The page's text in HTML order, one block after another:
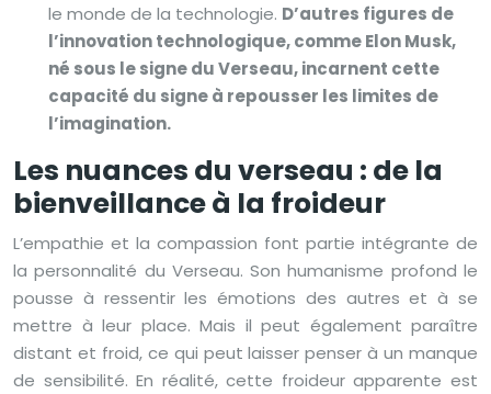
le monde de la technologie. D’autres figures de
l’innovation technologique, comme Elon Musk,
né sous le signe du Verseau, incarnent cette
capacité du signe à repousser les limites de
l’imagination.
Les nuances du verseau : de la
bienveillance à la froideur
L’empathie et la compassion font partie intégrante de
la personnalité du Verseau. Son humanisme profond le
pousse à ressentir les émotions des autres et à se
mettre à leur place. Mais il peut également paraître
distant et froid, ce qui peut laisser penser à un manque
de sensibilité. En réalité, cette froideur apparente est